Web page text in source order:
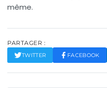
même.
PARTAGER :
TWITTER FACEBOOK